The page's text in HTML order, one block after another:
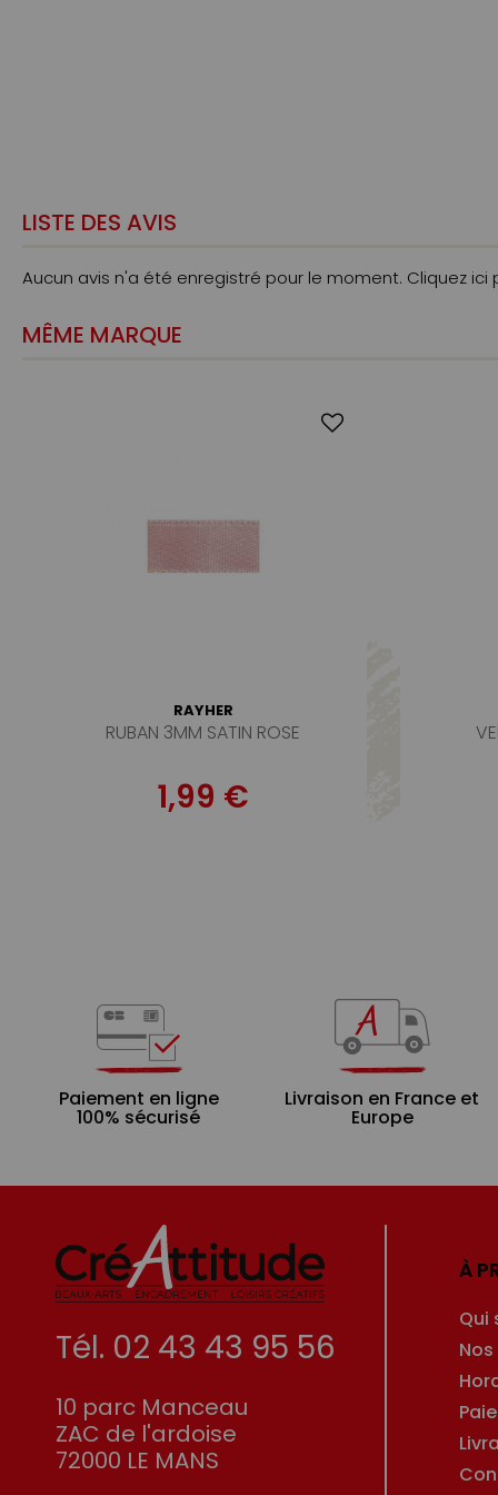
LISTE DES AVIS
Aucun avis n'a été enregistré pour le moment. Cliquez ici
MÊME MARQUE
RAYHER
RUBAN 3MM SATIN ROSE
1,99 €
Paiement en ligne
100% sécurisé
Livraison en France et
Europe
Tél. 02 43 43 95 56
10 parc Manceau
ZAC de l'ardoise
72000 LE MANS
À
Qui